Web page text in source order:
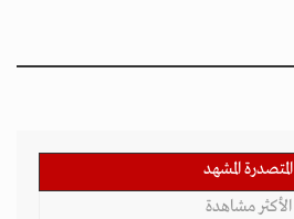
المتصدرة المشهد
الأكثر مشاهدة